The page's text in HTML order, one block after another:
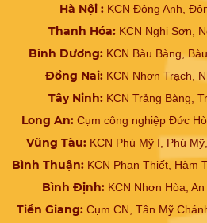
Hà Nội : KCN Đông Anh,
Thanh Hóa:KCN Nghi Sơn,
Bình Dương:KCN Bàu Bàng,
Đồng Nai: KCN Nhơn Trạch,
Tây Ninh: KCN Trảng Bàng,
Long An: Cụm công nghiệp Đức
Vũng Tàu: KCN Phú Mỹ I, Phú
Bình Thuận:KCN Phan Thiết, Hàm
Bình Định: KCN Nhơn Hòa,
Tiền Giang: Cụm CN, Tân Mỹ